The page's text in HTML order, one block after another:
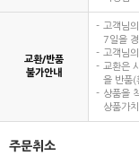
교환/반품
불가안내
고객님
7일을
고객님
교환은
을 반품(
상품을
상품가
주문취소